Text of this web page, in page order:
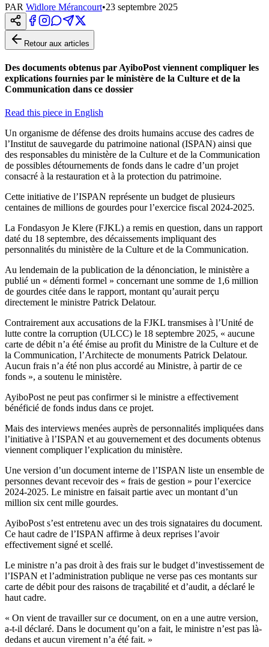
PAR Widlore Mérancourt•23 septembre 2025
Retour aux articles
Des documents obtenus par AyiboPost viennent compliquer les
explications fournies par le ministère de la Culture et de la
Communication dans ce dossier
Read this piece in English
Un organisme de défense des droits humains accuse des cadres de
l’Institut de sauvegarde du patrimoine national (ISPAN) ainsi que
des responsables du ministère de la Culture et de la Communication
de possibles détournements de fonds dans le cadre d’un projet
consacré à la restauration et à la protection du patrimoine.
Cette initiative de l’ISPAN représente un budget de plusieurs
centaines de millions de gourdes pour l’exercice fiscal 2024-2025.
La Fondasyon Je Klere (FJKL) a remis en question, dans un rapport
daté du 18 septembre, des décaissements impliquant des
personnalités du ministère de la Culture et de la Communication.
Au lendemain de la publication de la dénonciation, le ministère a
publié un « démenti formel » concernant une somme de 1,6 million
de gourdes citée dans le rapport, montant qu’aurait perçu
directement le ministre Patrick Delatour.
Contrairement aux accusations de la FJKL transmises à l’Unité de
lutte contre la corruption (ULCC) le 18 septembre 2025, « aucune
carte de débit n’a été émise au profit du Ministre de la Culture et de
la Communication, l’Architecte de monuments Patrick Delatour.
Aucun frais n’a été non plus accordé au Ministre, à partir de ce
fonds », a soutenu le ministère.
AyiboPost ne peut pas confirmer si le ministre a effectivement
bénéficié de fonds indus dans ce projet.
Mais des interviews menées auprès de personnalités impliquées dans
l’initiative à l’ISPAN et au gouvernement et des documents obtenus
viennent compliquer l’explication du ministère.
Une version d’un document interne de l’ISPAN liste un ensemble de
personnes devant recevoir des « frais de gestion » pour l’exercice
2024-2025. Le ministre en faisait partie avec un montant d’un
million six cent mille gourdes.
AyiboPost s’est entretenu avec un des trois signataires du document.
Ce haut cadre de l’ISPAN affirme à deux reprises l’avoir
effectivement signé et scellé.
Le ministre n’a pas droit à des frais sur le budget d’investissement de
l’ISPAN et l’administration publique ne verse pas ces montants sur
carte de débit pour des raisons de traçabilité et d’audit, a déclaré le
haut cadre.
« On vient de travailler sur ce document, on en a une autre version,
a-t-il déclaré. Dans le document qu’on a fait, le ministre n’est pas là-
dedans et aucun virement n’a été fait. »